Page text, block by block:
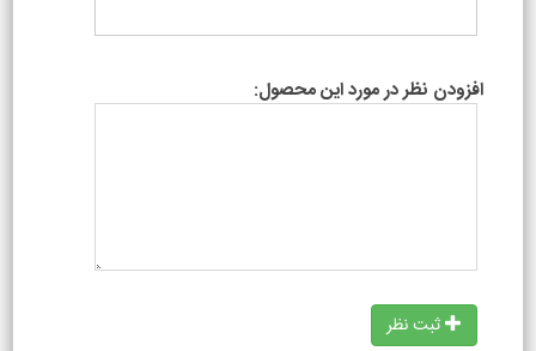
افزودن نظر در مورد این محصول:
ثبت نظر